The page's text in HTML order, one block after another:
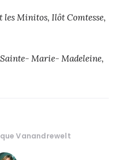
Minitos, Ilôt Comtesse,
Marie- Madeleine,
Vanandrewelt